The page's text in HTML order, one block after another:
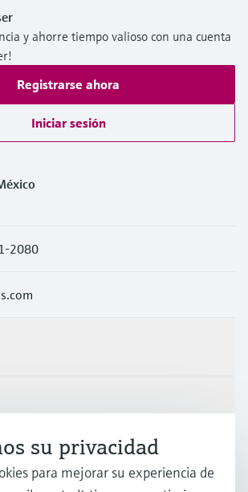
y ahorre tiempo valioso con una cuenta
Registrarse ahora
Iniciar sesión
2080
su privacidad
para mejorar su experiencia de